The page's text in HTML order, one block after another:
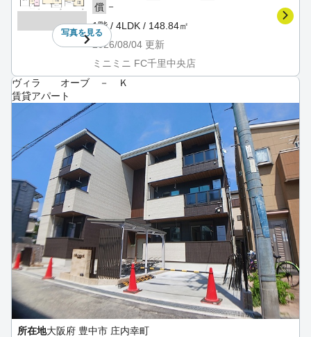
写真を見る
償 －
1階 / 4LDK / 148.84㎡
2026/08/04 更新
ミニミニ FC千里中央店
ヴィラ オーブ － Ｋ
賃貸アパート
所在地大阪府 豊中市 庄内幸町